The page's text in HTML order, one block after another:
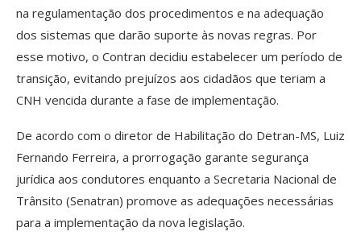
na regulamentação dos procedimentos e na adequação
dos sistemas que darão suporte às novas regras. Por
esse motivo, o Contran decidiu estabelecer um período de
transição, evitando prejuízos aos cidadãos que teriam a
CNH vencida durante a fase de implementação.
De acordo com o diretor de Habilitação do Detran-MS, Luiz
Fernando Ferreira, a prorrogação garante segurança
jurídica aos condutores enquanto a Secretaria Nacional de
Trânsito (Senatran) promove as adequações necessárias
para a implementação da nova legislação.